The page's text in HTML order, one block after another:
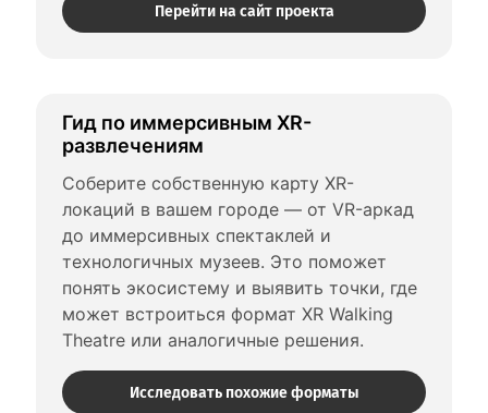
Перейти на сайт проекта
Гид по иммерсивным XR-
развлечениям
Соберите собственную карту XR-
локаций в вашем городе — от VR-аркад
до иммерсивных спектаклей и
технологичных музеев. Это поможет
понять экосистему и выявить точки, где
может встроиться формат XR Walking
Theatre или аналогичные решения.
Исследовать похожие форматы